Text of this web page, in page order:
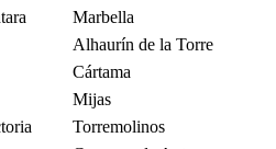
Marbella
Alhaurín de la Torre
Cártama
Mijas
Torremolinos